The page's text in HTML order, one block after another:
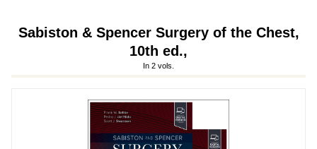
Sabiston & Spencer Surgery of the Chest,
10th ed.,
In 2 vols.